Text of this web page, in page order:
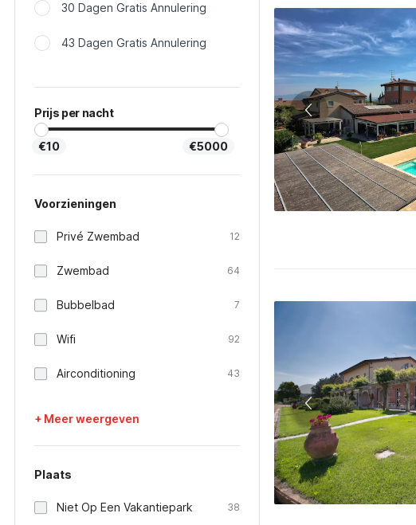
30 Dagen Gratis Annulering
43 Dagen Gratis Annulering
Prijs per nacht
€10 €5000
Voorzieningen
Privé Zwembad 12
Zwembad 64
Bubbelbad 7
Wifi 92
Airconditioning 43
+ Meer weergeven
Plaats
Niet Op Een Vakantiepark 38